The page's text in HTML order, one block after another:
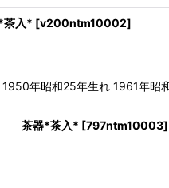
入* [v200ntm10002]
昭和25年生れ 1961年昭
茶器*茶入* [797ntm10003]